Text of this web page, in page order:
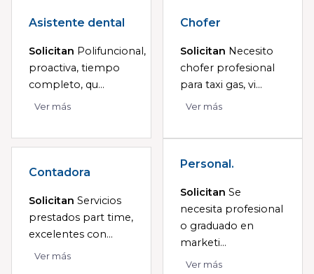
Asistente dental
Solicitan Polifuncional,
proactiva, tiempo
completo, qu...
Ver más
Chofer
Solicitan Necesito
chofer profesional
para taxi gas, vi...
Ver más
Contadora
Solicitan Servicios
prestados part time,
excelentes con...
Ver más
Personal.
Solicitan Se
necesita profesional
o graduado en
marketi...
Ver más